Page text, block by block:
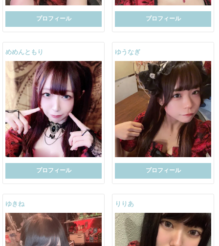
プロフィール プロフィール
めめんともり
プロフィール
ゆうなぎ
プロフィール
ゆきね りりあ